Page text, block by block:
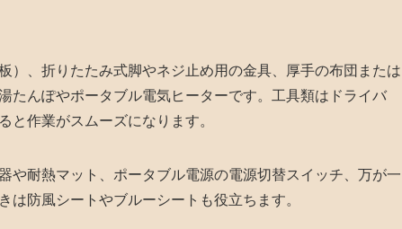
）、折りたたみ式脚やネジ止め用の金具、厚手の布団または
たんぽやポータブル電気ヒーターです。工具類はドライバ
と作業がスムーズになります。
や耐熱マット、ポータブル電源の電源切替スイッチ、万が一
防風シートやブルーシートも役立ちます。